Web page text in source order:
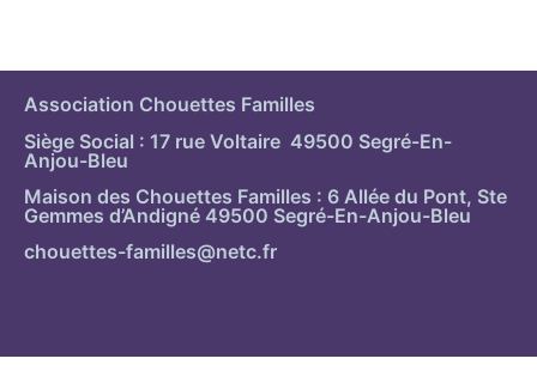
Association Chouettes Familles
Siège Social : 17 rue Voltaire 49500 Segré-En-
Anjou-Bleu
Maison des Chouettes Familles : 6 Allée du Pont, Ste
Gemmes d’Andigné 49500 Segré-En-Anjou-Bleu
chouettes-familles@netc.fr